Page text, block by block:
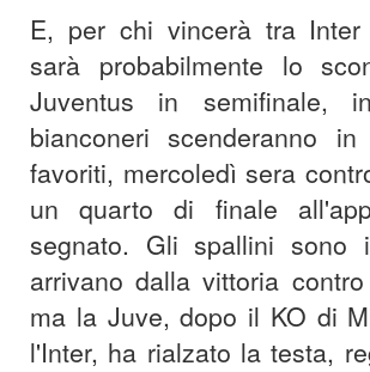
E, per chi vincerà tra
sarà probabilmente lo
Juventus in semifinale,
bianconeri scenderanno
favoriti, mercoledì sera
un quarto di finale
segnato. Gli spallini sono
arrivano dalla vittoria
ma la Juve, dopo il KO di
l'Inter, ha rialzato la testa,